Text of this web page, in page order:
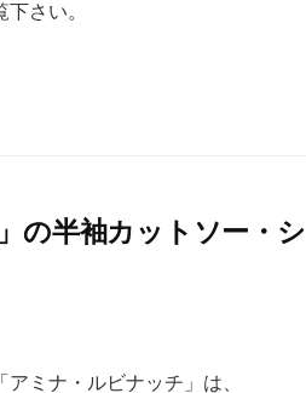
さい。
の半袖カットソー・シ
ミナ・ルビナッチ」は、